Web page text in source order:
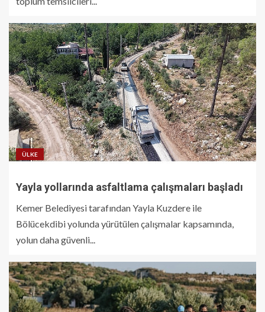
ÜLKE
Yayla yollarında asfaltlama çalışmaları başladı
Kemer Belediyesi tarafından Yayla Kuzdere ile
Bölücekdibi yolunda yürütülen çalışmalar kapsamında,
yolun daha güvenli...